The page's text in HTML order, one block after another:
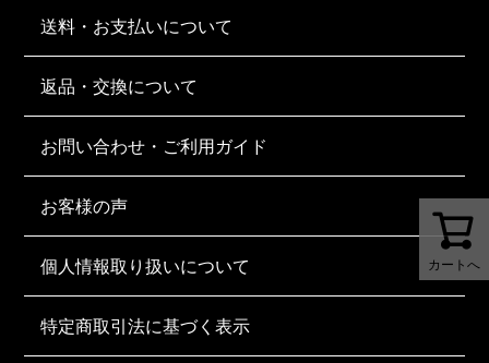
カートへ
送料・お支払いについて
返品・交換について
お問い合わせ・ご利用ガイド
お客様の声
個人情報取り扱いについて
特定商取引法に基づく表示